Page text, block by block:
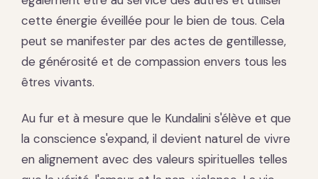
cette énergie éveillée pour le bien de tous. Cela
peut se manifester par des actes de gentillesse,
de générosité et de compassion envers tous les
êtres vivants.
Au fur et à mesure que le Kundalini s'élève et que
la conscience s'expand, il devient naturel de vivre
en alignement avec des valeurs spirituelles telles